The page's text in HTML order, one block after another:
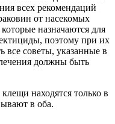
всех рекомендаций
от насекомых
назначаются для
поэтому при их
все советы, указанные в
должны быть
находятся только в
в оба.